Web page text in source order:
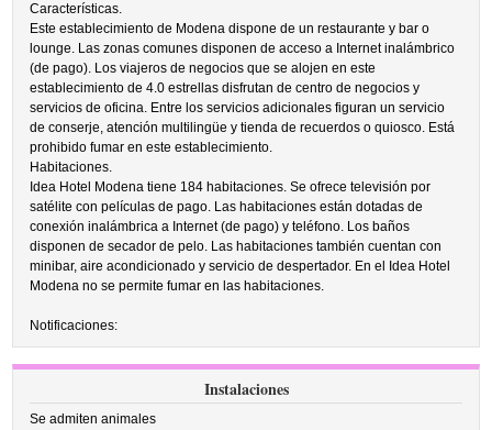
Características.
Este establecimiento de Modena dispone de un restaurante y bar o
lounge. Las zonas comunes disponen de acceso a Internet inalámbrico
(de pago). Los viajeros de negocios que se alojen en este
establecimiento de 4.0 estrellas disfrutan de centro de negocios y
servicios de oficina. Entre los servicios adicionales figuran un servicio
de conserje, atención multilingüe y tienda de recuerdos o quiosco. Está
prohibido fumar en este establecimiento.
Habitaciones.
Idea Hotel Modena tiene 184 habitaciones. Se ofrece televisión por
satélite con películas de pago. Las habitaciones están dotadas de
conexión inalámbrica a Internet (de pago) y teléfono. Los baños
disponen de secador de pelo. Las habitaciones también cuentan con
minibar, aire acondicionado y servicio de despertador. En el Idea Hotel
Modena no se permite fumar en las habitaciones.
Notificaciones:
Instalaciones
Se admiten animales